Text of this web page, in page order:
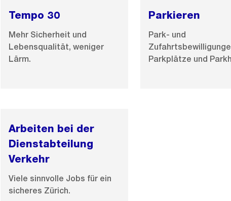
Tempo 30
Mehr Sicherheit und
Lebensqualität, weniger
Lärm.
Parkieren
Park- und
Parkplätze und
Arbeiten bei der
Dienstabteilung
Verkehr
Viele sinnvolle Jobs für ein
sicheres Zürich.